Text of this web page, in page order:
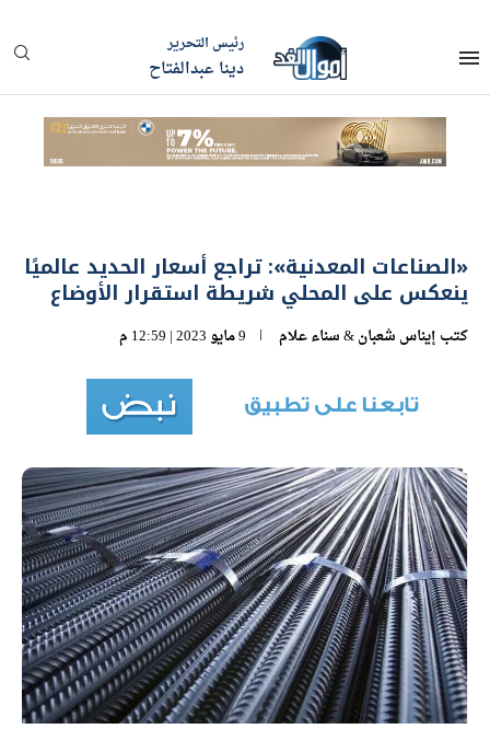
رئيس التحرير
دينا عبدالفتاح
«الصناعات المعدنية»: تراجع أسعار الحديد عالميًا
ينعكس على المحلي شريطة استقرار الأوضاع
كتب إيناس شعبان&سناء علام 9 مايو 2023 | 12:59 م